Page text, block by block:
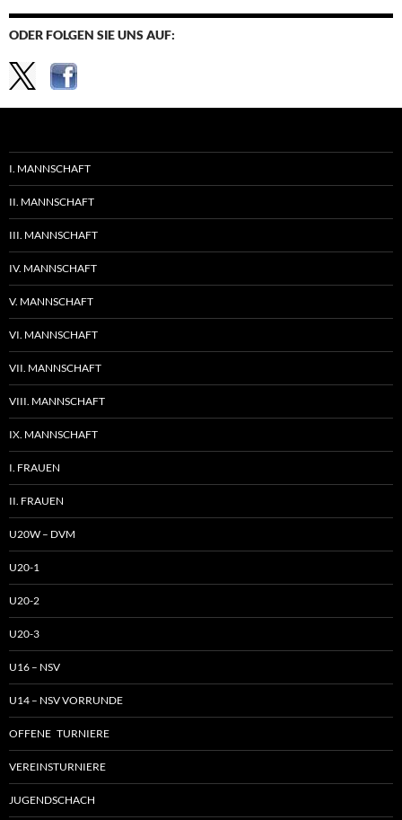
ODER FOLGEN SIE UNS AUF:
I. MANNSCHAFT
II. MANNSCHAFT
III. MANNSCHAFT
IV. MANNSCHAFT
V. MANNSCHAFT
VI. MANNSCHAFT
VII. MANNSCHAFT
VIII. MANNSCHAFT
IX. MANNSCHAFT
I. FRAUEN
II. FRAUEN
U20W – DVM
U20-1
U20-2
U20-3
U16 – NSV
U14 – NSV VORRUNDE
OFFENE TURNIERE
VEREINSTURNIERE
JUGENDSCHACH